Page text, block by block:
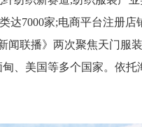
7000家;电商平台注册
联播》两次聚焦天门
、美国等多个国家。依